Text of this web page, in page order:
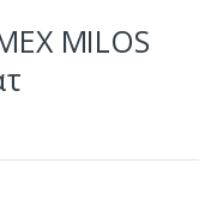
MILOS